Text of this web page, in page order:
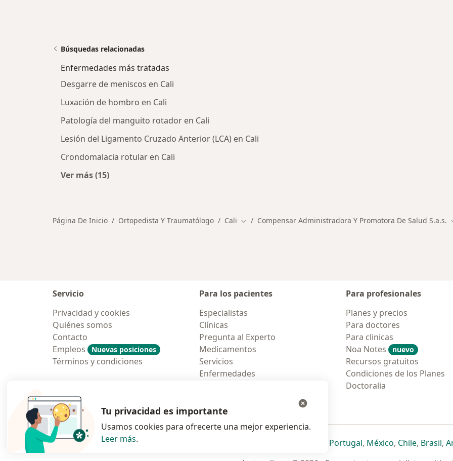
Búsquedas relacionadas
Enfermedades más tratadas
Desgarre de meniscos en Cali
Luxación de hombro en Cali
Patología del manguito rotador en Cali
Lesión del Ligamento Cruzado Anterior (LCA) en Cali
Crondomalacia rotular en Cali
Ver más (15)
Página De Inicio Ortopedista Y Traumatólogo Cali Cambiar de ciudad
Compensar Administradora Y Promotora De Salud S.a.s.
Servicio
Privacidad y cookies
Quiénes somos
Contacto
Empleos
Nuevas posiciones
Términos y condiciones
Para los pacientes
Especialistas
Clínicas
Pregunta al Experto
Medicamentos
Servicios
Enfermedades
Para profesionales
Planes y precios
Para doctores
Para clinicas
Noa Notes
nuevo
Recursos gratuitos
Condiciones de los Planes
Doctoralia
Polska se abre en una nueva pestaña
se abre en una nueva pestaña
se abre en una nueva pestaña
se abre en una nueva pestaña
Portugalse abre en una nueva
, Méxicose abre en una
, Chilese abre
, Brasilse
,
Tu privacidad es importante
Usamos cookies para ofrecerte una mejor experiencia.
Leer más.